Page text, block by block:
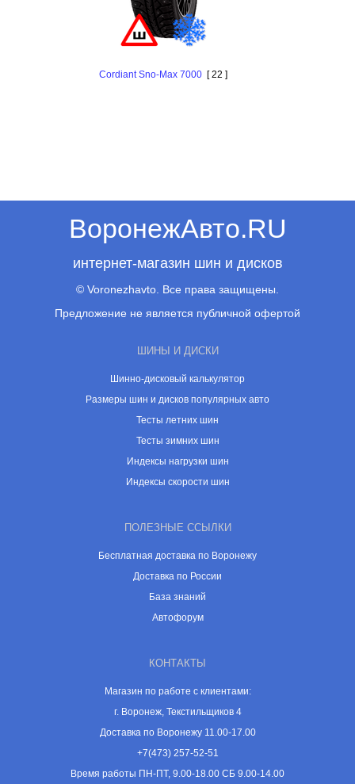
Cordiant Sno-Maх 7000 [ 22 ]
ВоронежАвто.RU
интернет-магазин шин и дисков
© Voronezhavto. Все права защищены.
Предложение не является публичной офертой
ШИНЫ И ДИСКИ
Шинно-дисковый калькулятор
Размеры шин и дисков популярных авто
Тесты летних шин
Тесты зимних шин
Индексы нагрузки шин
Индексы скорости шин
ПОЛЕЗНЫЕ ССЫЛКИ
Бесплатная доставка по Воронежу
Доставка по России
База знаний
Автофорум
КОНТАКТЫ
Магазин по работе с клиентами:
г. Воронеж, Текстильщиков 4
Доставка по Воронежу 11.00-17.00
+7(473) 257-52-51
Время работы ПН-ПТ, 9.00-18.00 СБ 9.00-14.00